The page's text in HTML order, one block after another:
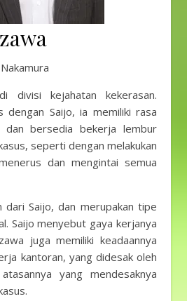
divisi kejahatan kekerasan.
dengan Saijo, ia memiliki rasa
dan bersedia bekerja lembur
seperti dengan melakukan
dan mengintai semua
dari Saijo, dan merupakan tipe
Saijo menyebut gaya kerjanya
juga memiliki keadaannya
kantoran, yang didesak oleh
yang mendesaknya